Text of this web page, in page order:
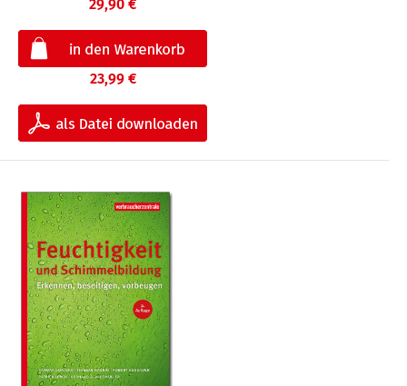
29,90 €
23,99 €